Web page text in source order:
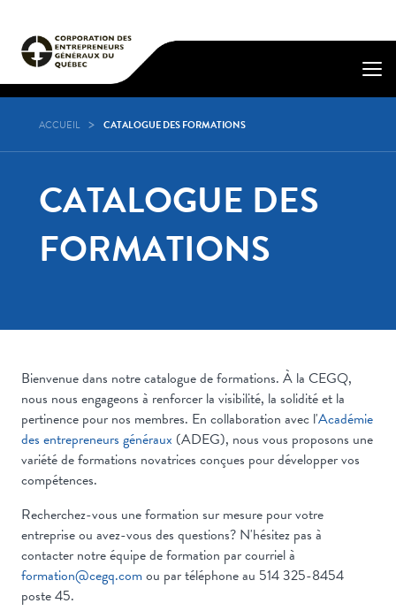
ACCUEIL CATALOGUE DES FORMATIONS
CATALOGUE DES
FORMATIONS
Bienvenue dans notre catalogue de formations. À la CEGQ,
nous nous engageons à renforcer la visibilité, la solidité et la
pertinence pour nos membres. En collaboration avec l'Académie
des entrepreneurs généraux (ADEG), nous vous proposons une
variété de formations novatrices conçues pour développer vos
compétences.
Recherchez-vous une formation sur mesure pour votre
entreprise ou avez-vous des questions? N'hésitez pas à
contacter notre équipe de formation par courriel à
formation@cegq.comou par téléphone au 514 325-8454
poste 45.